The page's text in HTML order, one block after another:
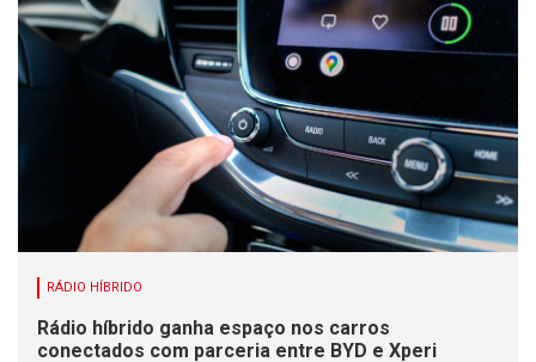
RÁDIO HÍBRIDO
Rádio híbrido ganha espaço nos carros
conectados com parceria entre BYD e Xperi